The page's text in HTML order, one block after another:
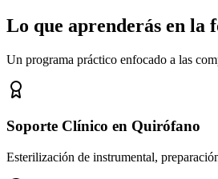
Lo que aprenderás en la
Un programa práctico enfocado a las
Soporte Clínico en Quirófano
Esterilización de instrumental,